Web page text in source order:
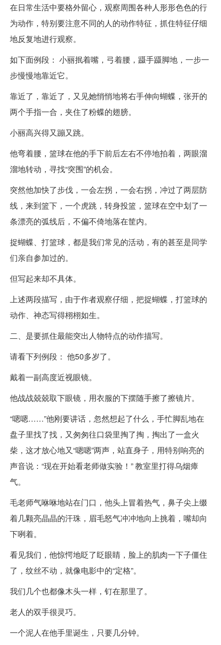
在日常生活中要格外留心，观察周围各种人形形色色的行
为动作，特别要注意不同的人的动作特征，抓住特征仔细
地反复地进行观察。
如下面例段： 小丽抿着嘴，弓着腰，蹑手蹑脚地，一步一
步慢慢地靠近它。
靠近了，靠近了，又见她悄悄地将右手伸向蝴蝶，张开的
两个手指一合，夹住了粉蝶的翅膀。
小丽高兴得又蹦又跳。
他弯着腰，篮球在他的手下前后左右不停地拍着，两眼溜
溜地转动，寻找“突围”的机会。
突然他加快了步伐，一会左拐，一会右拐，冲过了两层防
线，来到篮下，一个虎跳，转身投篮，篮球在空中划了一
条漂亮的弧线后，不偏不倚地落在筐内。
捉蝴蝶、打篮球，都是我们常见的活动，有的甚至是同学
们亲自参加过的。
但写起来却不具体。
上述两段描写，由于作者观察仔细，把捉蝴蝶，打篮球的
动作、神态写得栩栩如生。
二、是要抓住最能突出人物特点的动作描写。
请看下列例段： 他50多岁了。
戴着一副高度近视眼镜。
他战战兢兢取下眼镜，用衣服的下摆随手擦了擦镜片。
“嗯嗯……”他刚要讲话，忽然想起了什么，手忙脚乱地在
盘子里找了找，又匆匆往口袋里掏了掏，掏出了一盒火
柴，这才放心地又“嗯嗯”两声，站直身子，用特别响亮的
声音说：“现在开始看老师做实验！” 教室里打得乌烟瘴
气。
毛老师气咻咻地站在门口，他头上冒着热气，鼻子尖上缀
着几颗亮晶晶的汗珠，眉毛怒气冲冲地向上挑着，嘴却向
下咧着。
看见我们，他惊愕地眨了眨眼睛，脸上的肌肉一下子僵住
了，纹丝不动，就像电影中的“定格”。
我们几个也都像木头一样，钉在那里了。
老人的双手很灵巧。
一个泥人在他手里诞生，只要几分钟。